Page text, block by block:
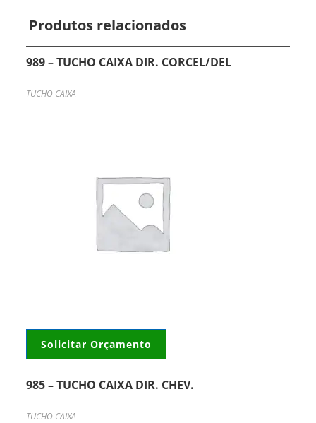
Produtos relacionados
989 – TUCHO CAIXA DIR. CORCEL/DEL
TUCHO CAIXA
Solicitar Orçamento
985 – TUCHO CAIXA DIR. CHEV.
TUCHO CAIXA